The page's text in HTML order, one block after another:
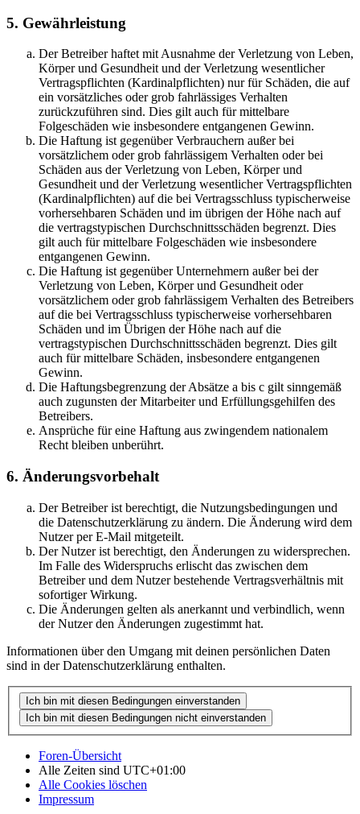
5. Gewährleistung
Der Betreiber haftet mit Ausnahme der Verletzung von Leben,
Körper und Gesundheit und der Verletzung wesentlicher
Vertragspflichten (Kardinalpflichten) nur für Schäden, die auf
ein vorsätzliches oder grob fahrlässiges Verhalten
zurückzuführen sind. Dies gilt auch für mittelbare
Folgeschäden wie insbesondere entgangenen Gewinn.
Die Haftung ist gegenüber Verbrauchern außer bei
vorsätzlichem oder grob fahrlässigem Verhalten oder bei
Schäden aus der Verletzung von Leben, Körper und
Gesundheit und der Verletzung wesentlicher Vertragspflichten
(Kardinalpflichten) auf die bei Vertragsschluss typischerweise
vorhersehbaren Schäden und im übrigen der Höhe nach auf
die vertragstypischen Durchschnittsschäden begrenzt. Dies
gilt auch für mittelbare Folgeschäden wie insbesondere
entgangenen Gewinn.
Die Haftung ist gegenüber Unternehmern außer bei der
Verletzung von Leben, Körper und Gesundheit oder
vorsätzlichem oder grob fahrlässigem Verhalten des Betreibers
auf die bei Vertragsschluss typischerweise vorhersehbaren
Schäden und im Übrigen der Höhe nach auf die
vertragstypischen Durchschnittsschäden begrenzt. Dies gilt
auch für mittelbare Schäden, insbesondere entgangenen
Gewinn.
Die Haftungsbegrenzung der Absätze a bis c gilt sinngemäß
auch zugunsten der Mitarbeiter und Erfüllungsgehilfen des
Betreibers.
Ansprüche für eine Haftung aus zwingendem nationalem
Recht bleiben unberührt.
6. Änderungsvorbehalt
Der Betreiber ist berechtigt, die Nutzungsbedingungen und
die Datenschutzerklärung zu ändern. Die Änderung wird dem
Nutzer per E-Mail mitgeteilt.
Der Nutzer ist berechtigt, den Änderungen zu widersprechen.
Im Falle des Widerspruchs erlischt das zwischen dem
Betreiber und dem Nutzer bestehende Vertragsverhältnis mit
sofortiger Wirkung.
Die Änderungen gelten als anerkannt und verbindlich, wenn
der Nutzer den Änderungen zugestimmt hat.
Informationen über den Umgang mit deinen persönlichen Daten
sind in der Datenschutzerklärung enthalten.
Foren-Übersicht
Alle Zeiten sind UTC+01:00
Alle Cookies löschen
Impressum